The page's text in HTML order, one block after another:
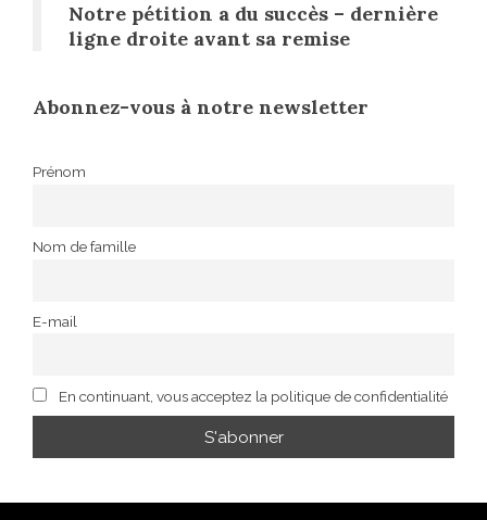
Notre pétition a du succès – dernière
ligne droite avant sa remise
Abonnez-vous à notre newsletter
Prénom
Nom de famille
E-mail
En continuant, vous acceptez la politique de confidentialité